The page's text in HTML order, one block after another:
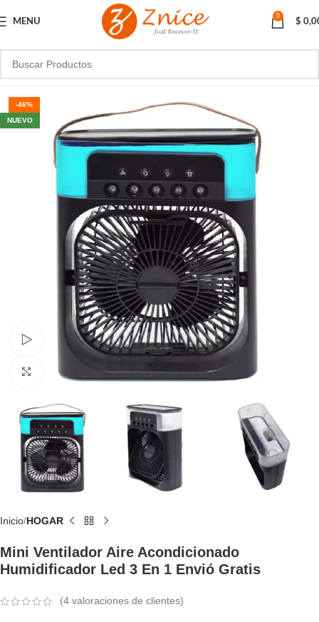
MENU
0
$
-46%
NUEVO
Watch video
Click to enlarge
Inicio HOGAR
Mini Ventilador Aire Acondicionado
Humidificador Led 3 En 1 Envió Gratis
(4 valoraciones de clientes)